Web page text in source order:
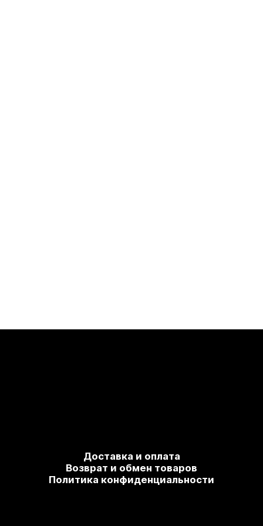
Доставка и оплата
Возврат и обмен товаров
Политика конфиденциальности